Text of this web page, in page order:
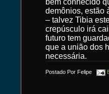
bem conhecido
demônios, estão
– talvez Tibia
crepúsculo irá
futuro tem
que a união dos
necessária.
Postado Por Felipe